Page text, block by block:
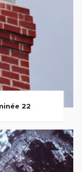
22